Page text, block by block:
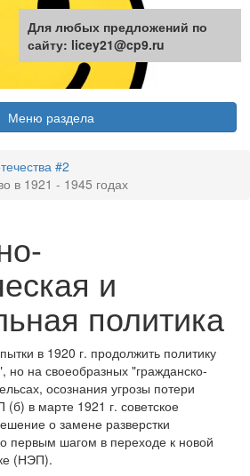
Меню раздела
#2
в 1921 - 1945 годах
и
политика
в 1920 г. продолжить политику
но на своеобразных "гражданско-
осознания угрозы потери
в марте 1921 г. советское
о замене разверстки
первым шагом в переходе к новой
(НЭП).
Для любых предложений по
сайту: licey21@cp9.ru